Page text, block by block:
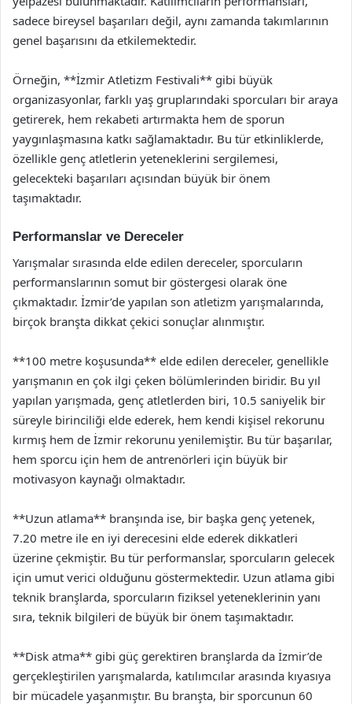
sadece bireysel başarıları değil, aynı zamanda takımlarının
genel başarısını da etkilemektedir.
Örneğin, **İzmir Atletizm Festivali** gibi büyük
organizasyonlar, farklı yaş gruplarındaki sporcuları bir araya
getirerek, hem rekabeti artırmakta hem de sporun
yaygınlaşmasına katkı sağlamaktadır. Bu tür etkinliklerde,
özellikle genç atletlerin yeteneklerini sergilemesi,
gelecekteki başarıları açısından büyük bir önem
taşımaktadır.
Performanslar ve Dereceler
Yarışmalar sırasında elde edilen dereceler, sporcuların
performanslarının somut bir göstergesi olarak öne
çıkmaktadır. İzmir’de yapılan son atletizm yarışmalarında,
birçok branşta dikkat çekici sonuçlar alınmıştır.
**100 metre koşusunda** elde edilen dereceler, genellikle
yarışmanın en çok ilgi çeken bölümlerinden biridir. Bu yıl
yapılan yarışmada, genç atletlerden biri, 10.5 saniyelik bir
süreyle birinciliği elde ederek, hem kendi kişisel rekorunu
kırmış hem de İzmir rekorunu yenilemiştir. Bu tür başarılar,
hem sporcu için hem de antrenörleri için büyük bir
motivasyon kaynağı olmaktadır.
**Uzun atlama** branşında ise, bir başka genç yetenek,
7.20 metre ile en iyi derecesini elde ederek dikkatleri
üzerine çekmiştir. Bu tür performanslar, sporcuların gelecek
için umut verici olduğunu göstermektedir. Uzun atlama gibi
teknik branşlarda, sporcuların fiziksel yeteneklerinin yanı
sıra, teknik bilgileri de büyük bir önem taşımaktadır.
**Disk atma** gibi güç gerektiren branşlarda da İzmir’de
gerçekleştirilen yarışmalarda, katılımcılar arasında kıyasıya
bir mücadele yaşanmıştır. Bu branşta, bir sporcunun 60